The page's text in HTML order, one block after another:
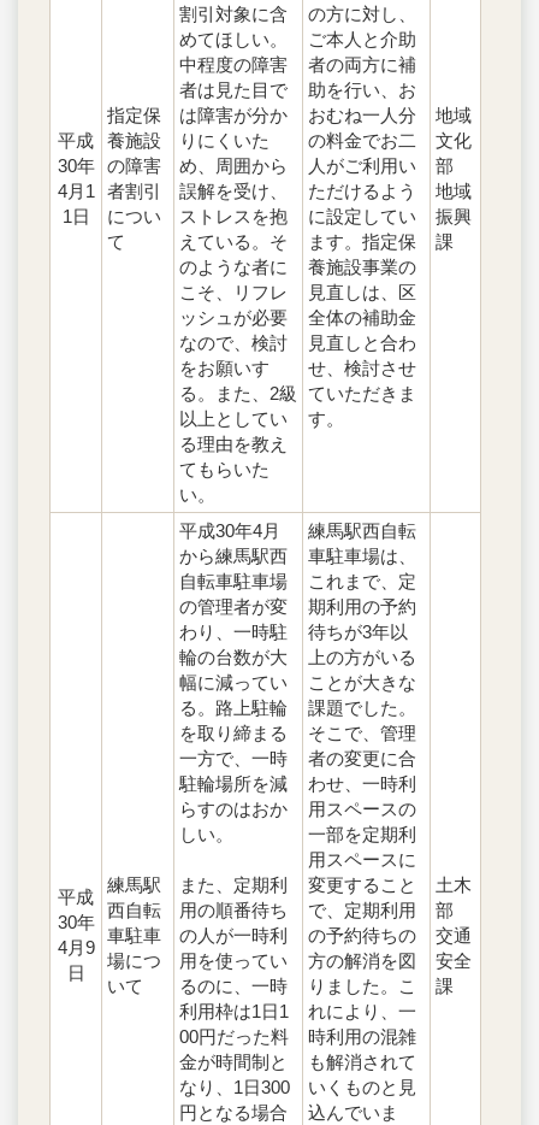
平成
30年
4月1
1日
指定保
養施設
の障害
者割引
につい
て
割引対象に含
めてほしい。
中程度の障害
者は見た目で
は障害が分か
りにくいた
め、周囲から
誤解を受け、
ストレスを抱
えている。そ
のような者に
こそ、リフレ
ッシュが必要
なので、検討
をお願いす
る。また、2級
以上としてい
る理由を教え
てもらいた
い。
の方に対し、
ご本人と介助
者の両方に補
助を行い、お
おむね一人分
の料金でお二
人がご利用い
ただけるよう
に設定してい
ます。指定保
養施設事業の
見直しは、区
全体の補助金
見直しと合わ
せ、検討させ
ていただきま
す。
地域
文化
部
地域
振興
課
平成
30年
4月9
日
練馬駅
西自転
車駐車
場につ
いて
平成30年4月
から練馬駅西
自転車駐車場
の管理者が変
わり、一時駐
輪の台数が大
幅に減ってい
る。路上駐輪
を取り締まる
一方で、一時
駐輪場所を減
らすのはおか
しい。
また、定期利
用の順番待ち
の人が一時利
用を使ってい
るのに、一時
利用枠は1日1
00円だった料
金が時間制と
なり、1日300
円となる場合
練馬駅西自転
車駐車場は、
これまで、定
期利用の予約
待ちが3年以
上の方がいる
ことが大きな
課題でした。
そこで、管理
者の変更に合
わせ、一時利
用スペースの
一部を定期利
用スペースに
変更すること
で、定期利用
の予約待ちの
方の解消を図
りました。こ
れにより、一
時利用の混雑
も解消されて
いくものと見
込んでいま
土木
部
交通
安全
課